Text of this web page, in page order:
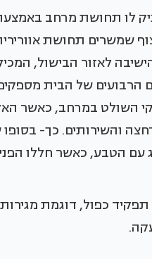
לו תחושת מרחב
שמשרים תחושת
לאזור הבישול,
בסלון וכך למעשה, 35 המטרים הרבועים
השולט במרחב, כאשר
והשירותים. כך-
עם הטבע, כאשר חללו
כפול, דוגמת